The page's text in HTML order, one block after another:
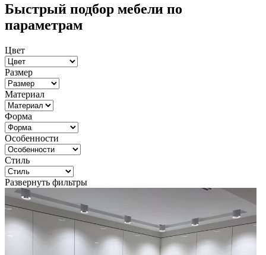
Быстрый подбор мебели по
параметрам
Цвет
Размер
Материал
Форма
Особенности
Стиль
Развернуть фильтры